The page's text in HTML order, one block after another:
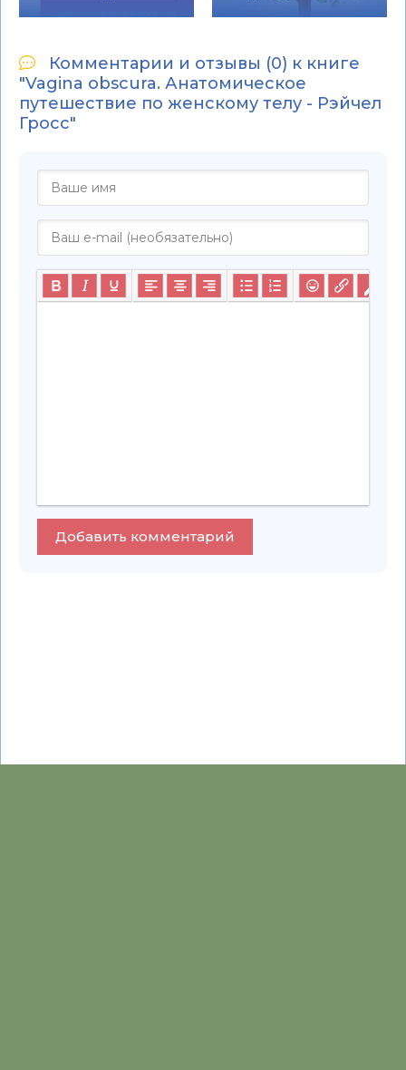
Комментарии и отзывы (0) к книге
"Vagina obscura. Анатомическое
путешествие по женскому телу - Рэйчел
Гросс"
Добавить комментарий